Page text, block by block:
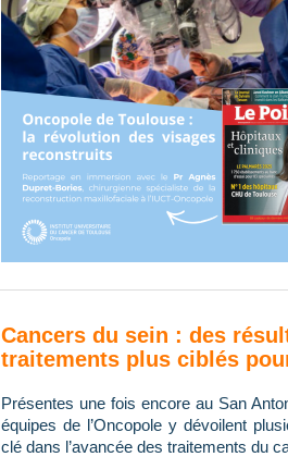
Cancers du sein : des
traitements plus ciblés
Présentes une fois encore au San
équipes de l’Oncopole y dévoilent
clé dans l’avancée des traitements du